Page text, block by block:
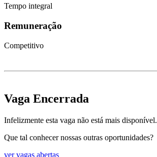
Tempo integral
Remuneração
Competitivo
Vaga Encerrada
Infelizmente esta vaga não está mais disponível.
Que tal conhecer nossas outras oportunidades?
ver vagas abertas